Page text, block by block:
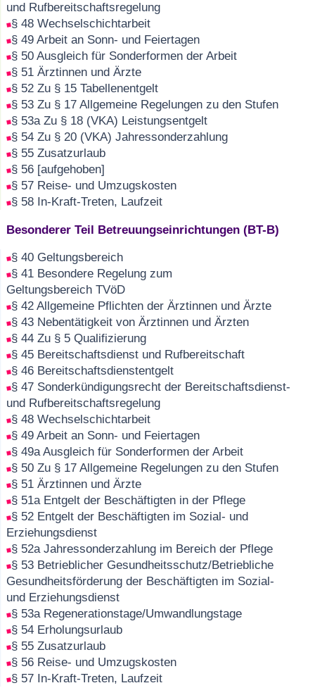
und Rufbereitschaftsregelung
§ 48 Wechselschichtarbeit
§ 49 Arbeit an Sonn- und Feiertagen
§ 50 Ausgleich für Sonderformen der Arbeit
§ 51 Ärztinnen und Ärzte
§ 52 Zu § 15 Tabellenentgelt
§ 53 Zu § 17 Allgemeine Regelungen zu den Stufen
§ 53a Zu § 18 (VKA) Leistungsentgelt
§ 54 Zu § 20 (VKA) Jahressonderzahlung
§ 55 Zusatzurlaub
§ 56 [aufgehoben]
§ 57 Reise- und Umzugskosten
§ 58 In-Kraft-Treten, Laufzeit
Besonderer Teil Betreuungseinrichtungen (BT-B)
§ 40 Geltungsbereich
§ 41 Besondere Regelung zum
Geltungsbereich TVöD
§ 42 Allgemeine Pflichten der Ärztinnen und Ärzte
§ 43 Nebentätigkeit von Ärztinnen und Ärzten
§ 44 Zu § 5 Qualifizierung
§ 45 Bereitschaftsdienst und Rufbereitschaft
§ 46 Bereitschaftsdienstentgelt
§ 47 Sonderkündigungsrecht der Bereitschaftsdienst-
und Rufbereitschaftsregelung
§ 48 Wechselschichtarbeit
§ 49 Arbeit an Sonn- und Feiertagen
§ 49a Ausgleich für Sonderformen der Arbeit
§ 50 Zu § 17 Allgemeine Regelungen zu den Stufen
§ 51 Ärztinnen und Ärzte
§ 51a Entgelt der Beschäftigten in der Pflege
§ 52 Entgelt der Beschäftigten im Sozial- und
Erziehungsdienst
§ 52a Jahressonderzahlung im Bereich der Pflege
§ 53 Betrieblicher Gesundheitsschutz/Betriebliche
Gesundheitsförderung der Beschäftigten im Sozial-
und Erziehungsdienst
§ 53a Regenerationstage/Umwandlungstage
§ 54 Erholungsurlaub
§ 55 Zusatzurlaub
§ 56 Reise- und Umzugskosten
§ 57 In-Kraft-Treten, Laufzeit